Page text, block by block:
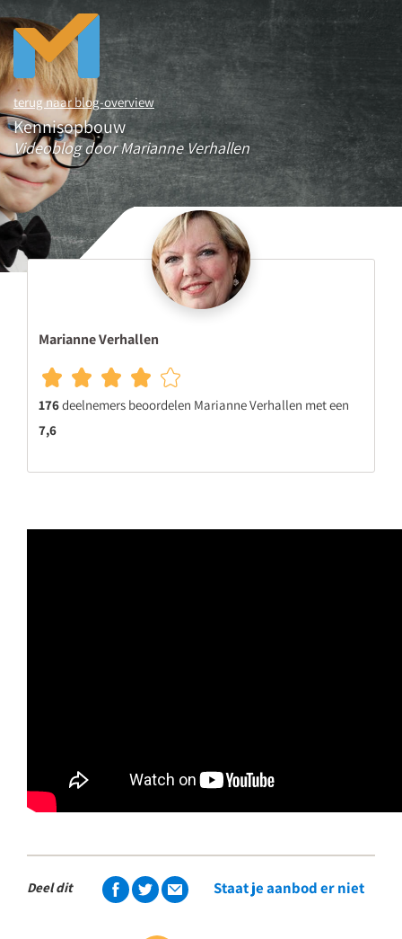
terug naar blog-overview
Kennisopbouw
Videoblog door Marianne Verhallen
Marianne Verhallen
176deelnemers beoordelen Marianne Verhallen met een
7,6
Deel dit Staat je aanbod er niet